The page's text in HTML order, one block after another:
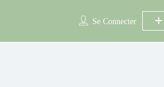
Se Connecter